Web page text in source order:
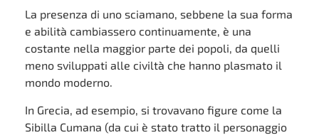
La presenza di uno sciamano, sebbene la sua forma
e abilità cambiassero continuamente, è una
costante nella maggior parte dei popoli, da quelli
meno sviluppati alle civiltà che hanno plasmato il
mondo moderno.
In Grecia, ad esempio, si trovavano figure come la
Sibilla Cumana (da cui è stato tratto il personaggio